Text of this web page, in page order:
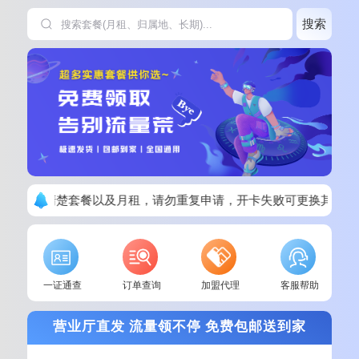
搜索
单请看清楚套餐以及月租，请勿重复申请，开卡失败可更换其他套
一证通查 订单查询 加盟代理 客服帮助
营业厅直发 流量领不停 免费包邮送到家